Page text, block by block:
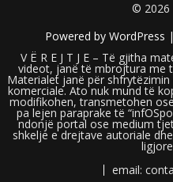
© 2026
Powered by WordPress
V Ë R E J T J E – Të gjitha
videot, janë të mbrojtura me
Materialet janë për
komerciale. Ato nuk mund të
modifikohen, transmetohen
pa lejen paraprake të
ndonjë portal ose medium
shkelje e drejtave autoriale
email: